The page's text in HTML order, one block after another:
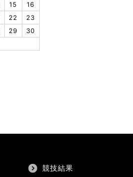
15
16
22
23
29
30
競技結果